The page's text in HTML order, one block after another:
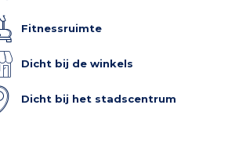
Fitnessruimte
Dicht bij de winkels
Dicht bij het stadscentrum